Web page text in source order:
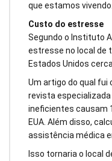
que estamos vivendo.
Custo do estresse
Segundo o Instituto
estresse no local de
Estados Unidos
Um artigo do qual
revista
ineficientes causam
EUA. Além disso,
assistência médica
Isso tornaria o local